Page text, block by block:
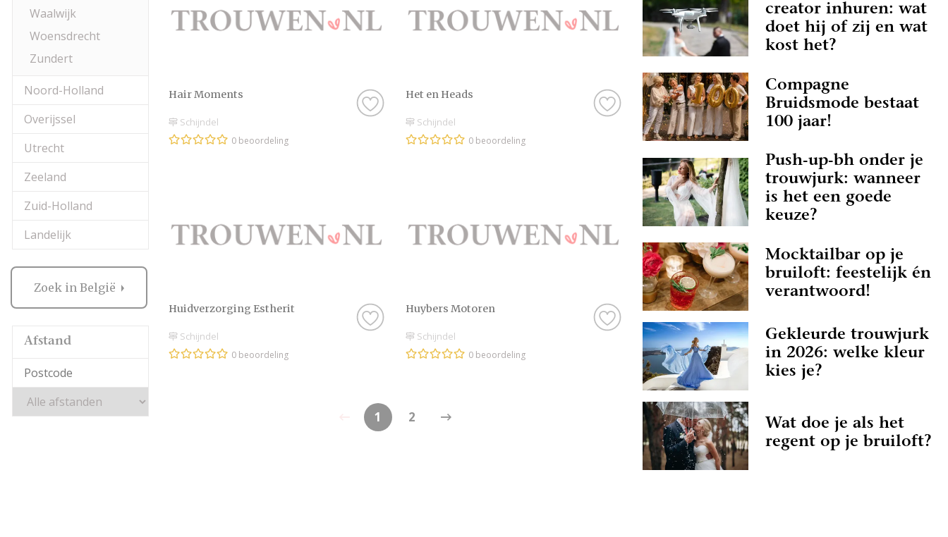
Waalwijk
Woensdrecht
Zundert
Noord-Holland
Overijssel
Utrecht
Zeeland
Zuid-Holland
Landelijk
Zoek in België
Afstand
Hair Moments
Schijndel
0 beoordeling
Het en Heads
Schijndel
0 beoordeling
Huidverzorging Estherit
Schijndel
0 beoordeling
Huybers Motoren
Schijndel
0 beoordeling
1 2
creator inhuren: wat
doet hij of zij en wat
kost het?
Compagne
Bruidsmode bestaat
100 jaar!
Push-up-bh onder je
trouwjurk: wanneer
is het een goede
keuze?
Mocktailbar op je
bruiloft: feestelijk én
verantwoord!
Gekleurde trouwjurk
in 2026: welke kleur
kies je?
Wat doe je als het
regent op je bruiloft?